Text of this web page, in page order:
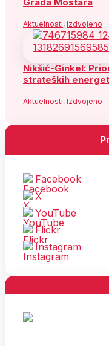
Aktuelnosti, Izdvojeno
Nikšić-Ginkel:
strateških
Aktuelnosti, Izdvojeno
Facebook
X
YouTube
Flickr
Instagram